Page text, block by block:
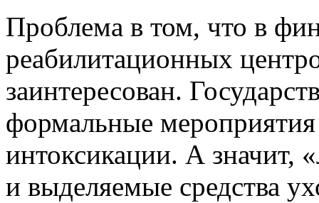
Проблема в том, что в
реабилитационных
заинтересован.
формальные
интоксикации. А значит,
и выделяемые средства